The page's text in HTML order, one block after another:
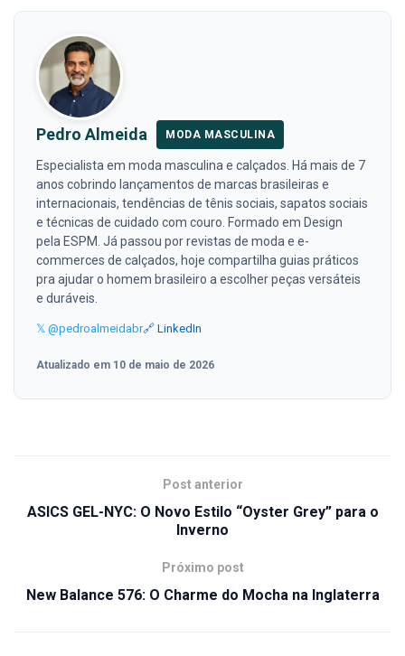
Pedro Almeida MODA MASCULINA
Especialista em moda masculina e calçados. Há mais de 7
anos cobrindo lançamentos de marcas brasileiras e
internacionais, tendências de tênis sociais, sapatos sociais
e técnicas de cuidado com couro. Formado em Design
pela ESPM. Já passou por revistas de moda e e-
commerces de calçados, hoje compartilha guias práticos
pra ajudar o homem brasileiro a escolher peças versáteis
e duráveis.
𝕏 @pedroalmeidabr🔗 LinkedIn
Atualizado em 10 de maio de 2026
Post anterior
ASICS GEL-NYC: O Novo Estilo “Oyster Grey” para o
Inverno
Próximo post
New Balance 576: O Charme do Mocha na Inglaterra